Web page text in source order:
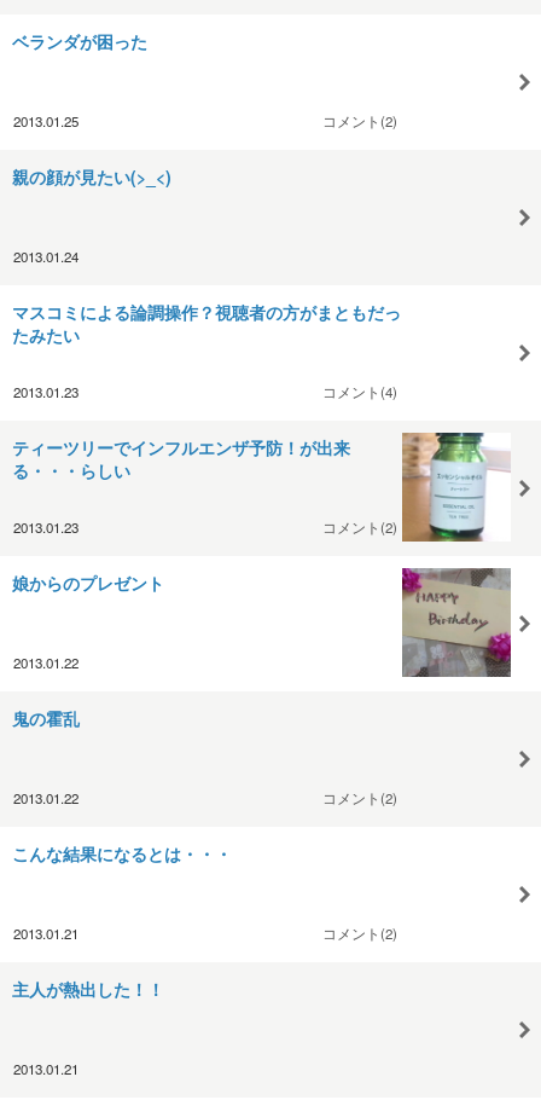
ベランダが困った
2013.01.25 コメント(2)
親の顔が見たい(>_<)
2013.01.24
マスコミによる論調操作？視聴者の方がまともだっ
たみたい
2013.01.23 コメント(4)
ティーツリーでインフルエンザ予防！が出来
る・・・らしい
2013.01.23 コメント(2)
娘からのプレゼント
2013.01.22
鬼の霍乱
2013.01.22 コメント(2)
こんな結果になるとは・・・
2013.01.21 コメント(2)
主人が熱出した！！
2013.01.21